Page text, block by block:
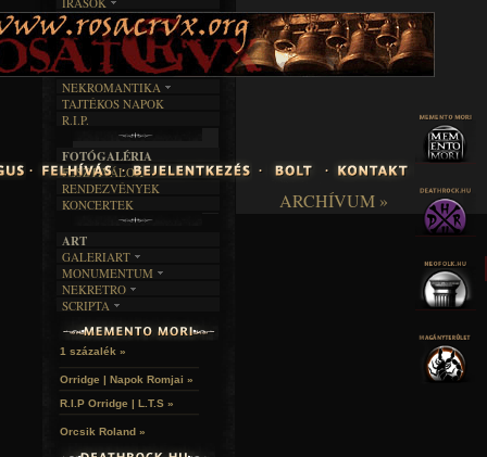
ARCHÍVUM »
EGYÜTTESEK
INTERJÚK
FORDÍTÁSOK
DALSZÖVEGEK
IRODALOM
FILM
MŰVÉSZET
ÍRÁSTÖRTÉNET
BOSZORKÁNYKONYHA
FEKETE HUMOR
KÉPES
SZÖVEGES
RENDEZVÉNYEK
NEKROMANTIKA
AKTUÁLIS
A MÚLT
TAJTÉKOS NAPOK
R.I.P.
FOTÓGALÉRIA
FESZTIVÁLOK
RENDEZVÉNYEK
KONCERTEK
ART
GALERIART
ARTGALERI
KÉPREGÉNYEK
LAKÁSKULTS
MONUMENTUM
TEMETŐK
TEMPLOMOK
VÁRAK
HELYEK
NEKRETRO
SZUBKULT
FEKETE LYUK
RELIKVIÁK
SCRIPTA
NOVELLÁK
VERSEK
1 százalék »
Orridge | Napok Romjai »
R.I.P Orridge | L.T.S »
Orcsik Roland »